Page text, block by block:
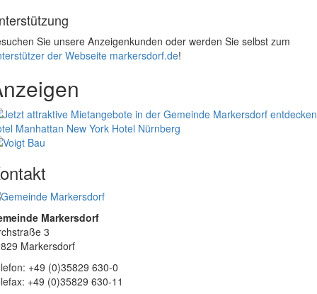
Sie unsere Anzeigenkunden oder werden Sie selbst zum
der Webseite markersdorf.de!
Manhattan New York Hotel Nürnberg
Markersdorf
3
Markersdorf
+49 (0)35829 630-0
+49 (0)35829 630-11